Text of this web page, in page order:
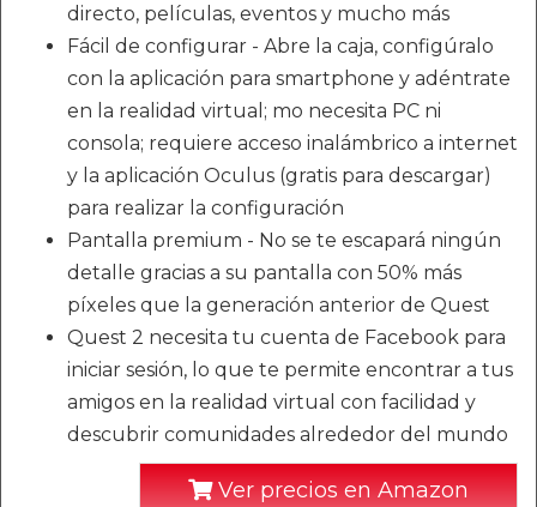
directo, películas, eventos y mucho más
Fácil de configurar - Abre la caja, configúralo
con la aplicación para smartphone y adéntrate
en la realidad virtual; mo necesita PC ni
consola; requiere acceso inalámbrico a internet
y la aplicación Oculus (gratis para descargar)
para realizar la configuración
Pantalla premium - No se te escapará ningún
detalle gracias a su pantalla con 50% más
píxeles que la generación anterior de Quest
Quest 2 necesita tu cuenta de Facebook para
iniciar sesión, lo que te permite encontrar a tus
amigos en la realidad virtual con facilidad y
descubrir comunidades alrededor del mundo
Ver precios en Amazon